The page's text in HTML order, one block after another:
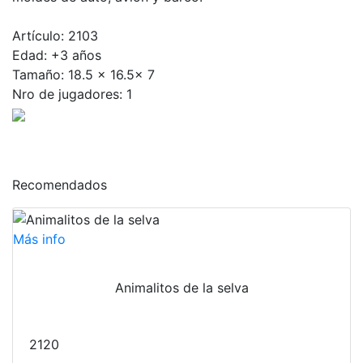
Artículo: 2103
Edad: +3 años
Tamaño: 18.5 x 16.5x 7
Nro de jugadores: 1
Recomendados
Más info
Animalitos de la selva
2120